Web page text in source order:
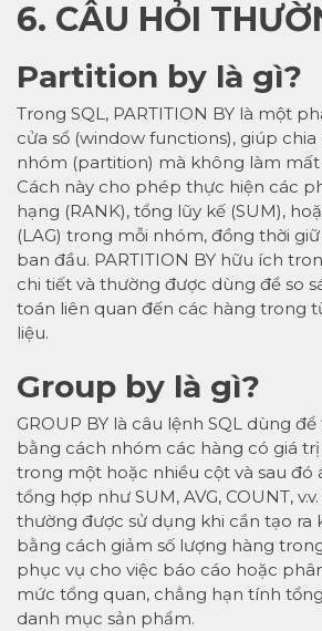
6. CÂU HỎI
Partition by là gì?
Trong SQL, PARTITION BY là một
cửa sổ (window functions), giúp
nhóm (partition) mà không làm mất
Cách này cho phép thực hiện các
hạng (RANK), tổng lũy kế (SUM),
(LAG) trong mỗi nhóm, đồng thời
ban đầu. PARTITION BY hữu ích
chi tiết và thường được dùng để so
toán liên quan đến các hàng trong
liệu.
Group by là gì?
GROUP BY là câu lệnh SQL dùng
bằng cách nhóm các hàng có giá
trong một hoặc nhiều cột và sau đó
tổng hợp như SUM, AVG, COUNT,
thường được sử dụng khi cần tạo ra
bằng cách giảm số lượng hàng
phục vụ cho việc báo cáo hoặc
mức tổng quan, chẳng hạn tính
danh mục sản phẩm.